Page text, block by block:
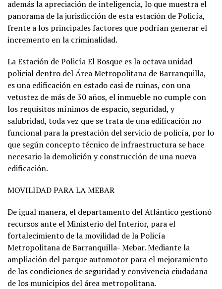
además la apreciación de inteligencia, lo que muestra el
panorama de la jurisdicción de esta estación de Policía,
frente a los principales factores que podrían generar el
incremento en la criminalidad.
La Estación de Policía El Bosque es la octava unidad
policial dentro del Área Metropolitana de Barranquilla,
es una edificación en estado casi de ruinas, con una
vetustez de más de 30 años, el inmueble no cumple con
los requisitos mínimos de espacio, seguridad, y
salubridad, toda vez que se trata de una edificación no
funcional para la prestación del servicio de policía, por lo
que según concepto técnico de infraestructura se hace
necesario la demolición y construcción de una nueva
edificación.
MOVILIDAD PARA LA MEBAR
De igual manera, el departamento del Atlántico gestionó
recursos ante el Ministerio del Interior, para el
fortalecimiento de la movilidad de la Policía
Metropolitana de Barranquilla- Mebar. Mediante la
ampliación del parque automotor para el mejoramiento
de las condiciones de seguridad y convivencia ciudadana
de los municipios del área metropolitana.